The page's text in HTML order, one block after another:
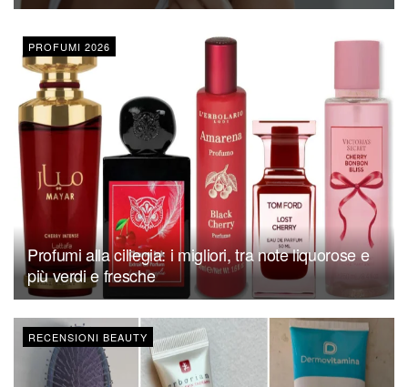
PROFUMI 2026
Profumi alla ciliegia: i migliori, tra note liquorose e
più verdi e fresche
RECENSIONI BEAUTY